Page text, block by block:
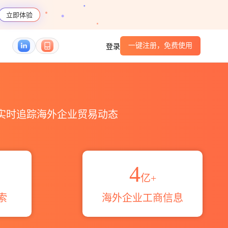
立即体验
登录 一键注册，免费使用
时追踪海外企业贸易动态
4亿+
海外企业工商信息